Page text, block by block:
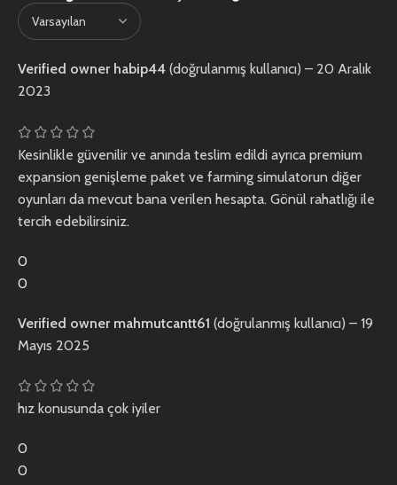
Verified owner habip44 (doğrulanmış kullanıcı) – 20 Aralık
2023
Kesinlikle güvenilir ve anında teslim edildi ayrıca premium
expansion genişleme paket ve farming simulatorun diğer
oyunları da mevcut bana verilen hesapta. Gönül rahatlığı ile
tercih edebilirsiniz.
0
0
Verified owner mahmutcantt61 (doğrulanmış kullanıcı) – 19
Mayıs 2025
hız konusunda çok iyiler
0
0